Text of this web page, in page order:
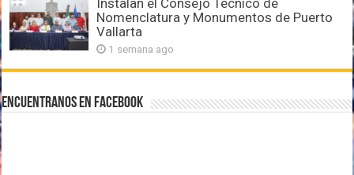
Instalan el Consejo Técnico de
Nomenclatura y Monumentos de Puerto
Vallarta
1 semana ago
Encuentranos en Facebook